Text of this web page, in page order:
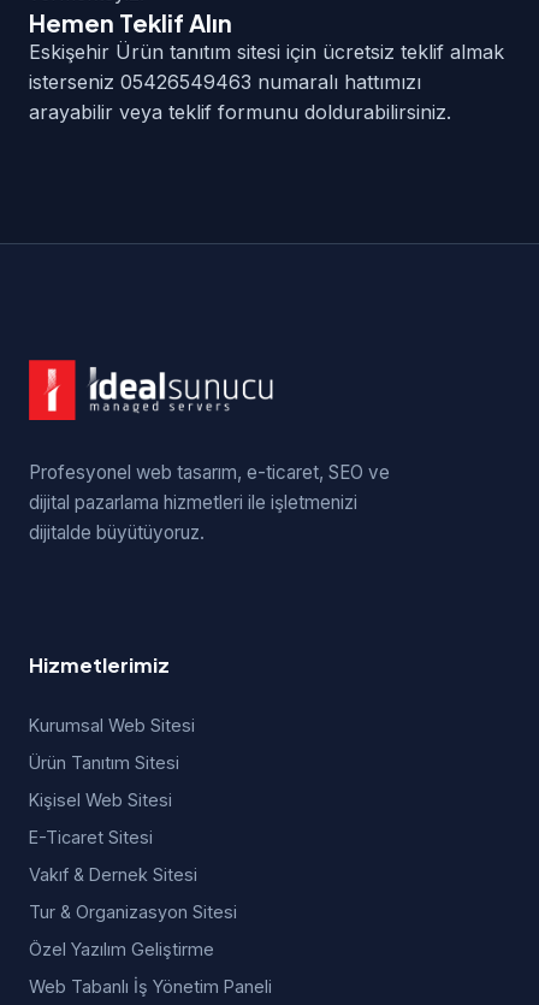
Hemen Teklif Alın
Eskişehir Ürün tanıtım sitesi için ücretsiz teklif almak
isterseniz 05426549463 numaralı hattımızı
arayabilir veya teklif formunu doldurabilirsiniz.
Profesyonel web tasarım, e-ticaret, SEO ve
dijital pazarlama hizmetleri ile işletmenizi
dijitalde büyütüyoruz.
Hizmetlerimiz
Kurumsal Web Sitesi
Ürün Tanıtım Sitesi
Kişisel Web Sitesi
E-Ticaret Sitesi
Vakıf & Dernek Sitesi
Tur & Organizasyon Sitesi
Özel Yazılım Geliştirme
Web Tabanlı İş Yönetim Paneli